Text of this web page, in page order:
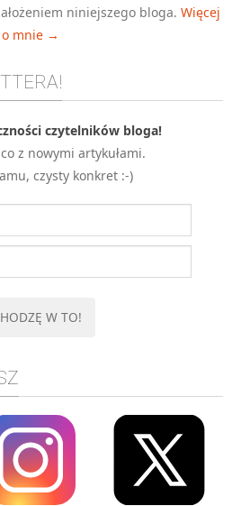
niniejszego bloga. Więcej
o mnie →
czytelników bloga!
z nowymi artykułami.
czysty konkret :-)